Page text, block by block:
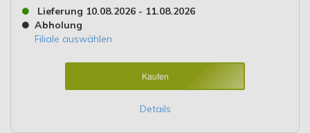
Lieferung 10.08.2026 - 11.08.2026
Abholung
Filiale auswählen
Kaufen
Details